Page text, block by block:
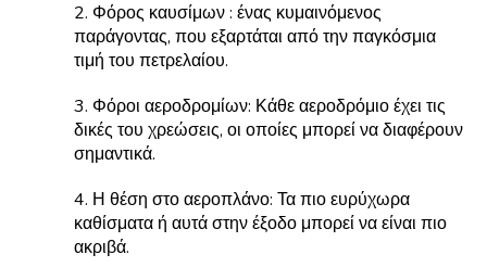
2. Φόρος καυσίμων : ένας κυμαινόμενος
παράγοντας, που εξαρτάται από την παγκόσμια
τιμή του πετρελαίου.
3. Φόροι αεροδρομίων: Κάθε αεροδρόμιο έχει τις
δικές του χρεώσεις, οι οποίες μπορεί να διαφέρουν
σημαντικά.
4. Η θέση στο αεροπλάνο: Τα πιο ευρύχωρα
καθίσματα ή αυτά στην έξοδο μπορεί να είναι πιο
ακριβά.